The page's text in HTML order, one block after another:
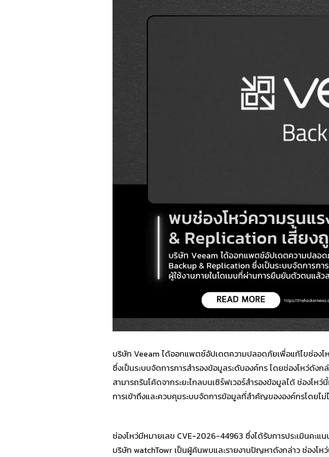
Search
for:
บริษัท Veeam ได้ออกแพตช์อัปเดตความปลอดภัยเพื่อแก้ไขช่อง
ซึ่งเป็นระบบจัดการการสำรองข้อมูลระดับองค์กร โดยช่องโหว่ดัง
สามารถรันโค้ดจากระยะไกลบนเซิร์ฟเวอร์สำรองข้อมูลได้ ช่องโห
การเข้าถึงและควบคุมระบบจัดการข้อมูลที่สำคัญขององค์กรโดยไ
ช่องโหว่มีหมายเลข CVE-2026-44963 ซึ่งได้รับการประเมินคะ
บริษัท watchTowr เป็นผู้ค้นพบและรายงานปัญหาดังกล่าว ช่องโ